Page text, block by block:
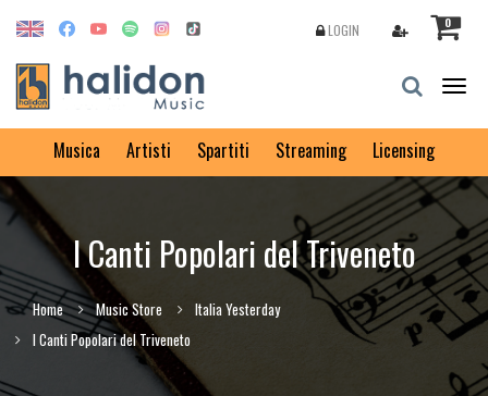
0
LOGIN
Musica Artisti Spartiti Streaming Licensing
I Canti Popolari del Triveneto
Home Music Store
Italia Yesterday
I Canti Popolari del Triveneto